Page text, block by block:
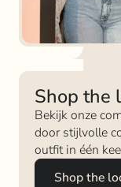
Shop the
Bekijk onze
door stijlvolle
outfit in één
Shop the